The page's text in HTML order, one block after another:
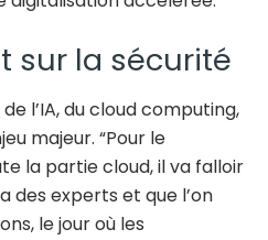
sur la sécurité
l’IA, du cloud computing,
majeur. “Pour le
la partie cloud, il va falloir
des experts et que l’on
le jour où les